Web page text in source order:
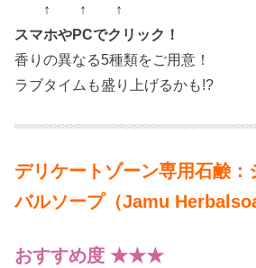
↑ ↑ ↑
スマホやPCでクリック！
香りの異なる5種類をご用意！
ラブタイムも盛り上げるかも!?
デリケートゾーン専用石鹸：
バルソープ（Jamu
おすすめ度 ★★★